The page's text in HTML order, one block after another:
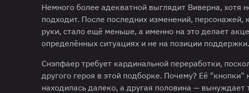
Немного более адекватной выглядит Виверна, хотя
подходит. После последних изменений,
руки, стало ещё меньше, а именно на это делает
определённых ситуациях и не на позиции поддержки.
Снэпфаер требует кардинальной переработки,
другого героя в этой подборке. Почему? Её
находилась далеко, а другая половина — вынуждает